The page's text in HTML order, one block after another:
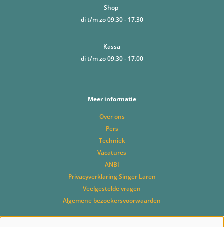
Shop
di t/m zo 09.30 - 17.30
Kassa
di t/m zo 09.30 - 17.00
Meer informatie
Over ons
Pers
Techniek
Vacatures
ANBI
Privacyverklaring Singer Laren
Veelgestelde vragen
Algemene bezoekersvoorwaarden